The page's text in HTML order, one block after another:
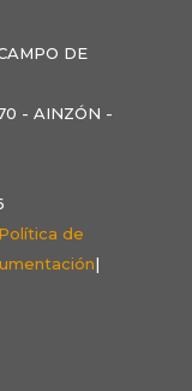
DE
- AINZÓN -
Política de
|